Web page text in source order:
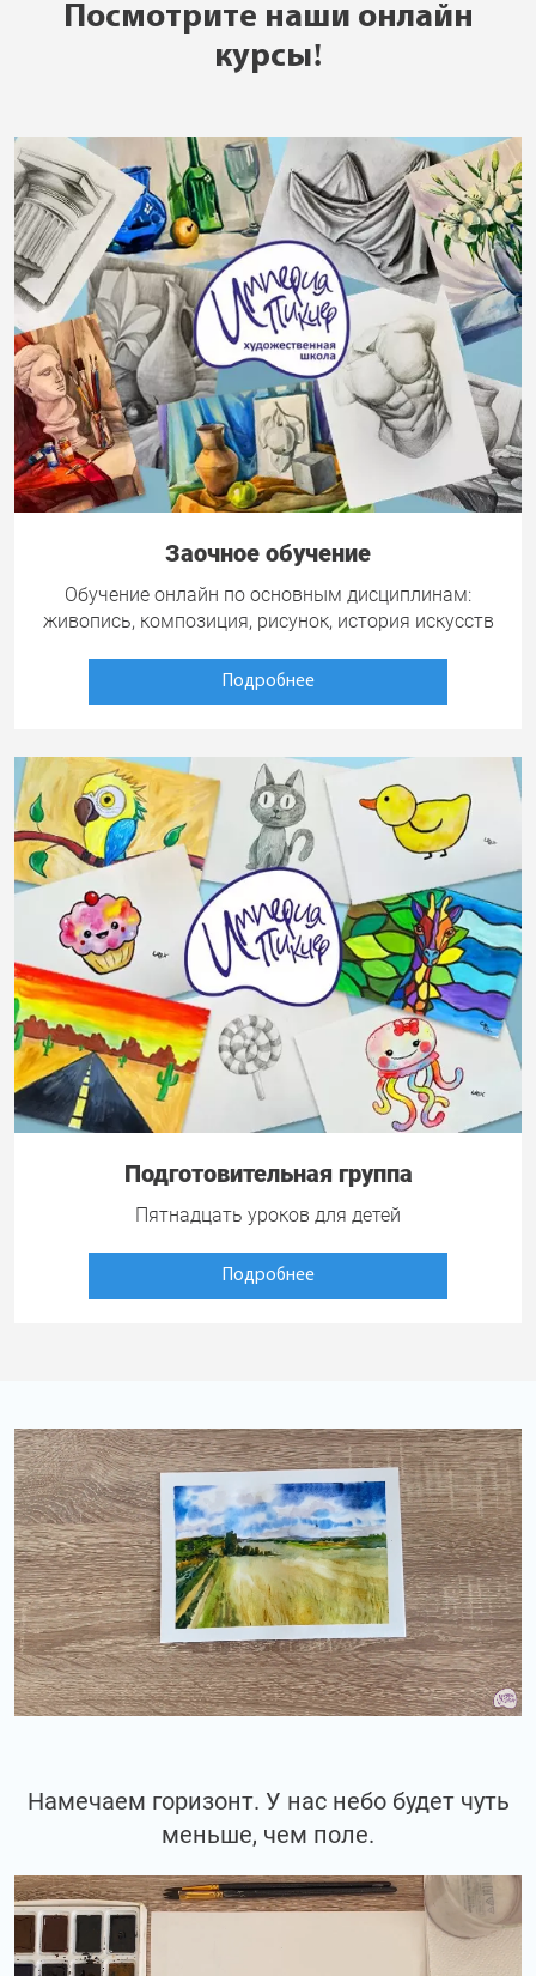
Посмотрите наши онлайн
курсы!
Заочное обучение
Обучение онлайн по основным дисциплинам:
живопись, композиция, рисунок, история искусств
Подробнее
Подготовительная группа
Пятнадцать уроков для детей
Подробнее
Намечаем горизонт. У нас небо будет чуть
меньше, чем поле.